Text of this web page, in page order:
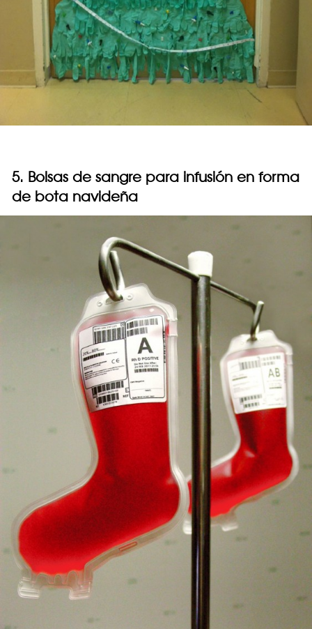
5. Bolsas de sangre para infusión en forma
de bota navideña